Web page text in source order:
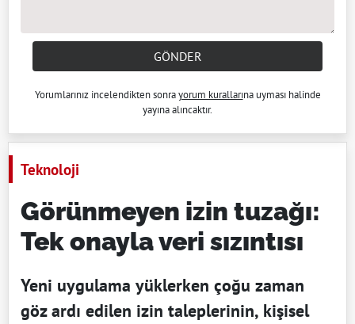
GÖNDER
Yorumlarınız incelendikten sonrayorum kurallarına uyması halinde
yayına alıncaktır.
Teknoloji
Görünmeyen izin tuzağı:
Tek onayla veri sızıntısı
Yeni uygulama yüklerken çoğu zaman
göz ardı edilen izin taleplerinin, kişisel